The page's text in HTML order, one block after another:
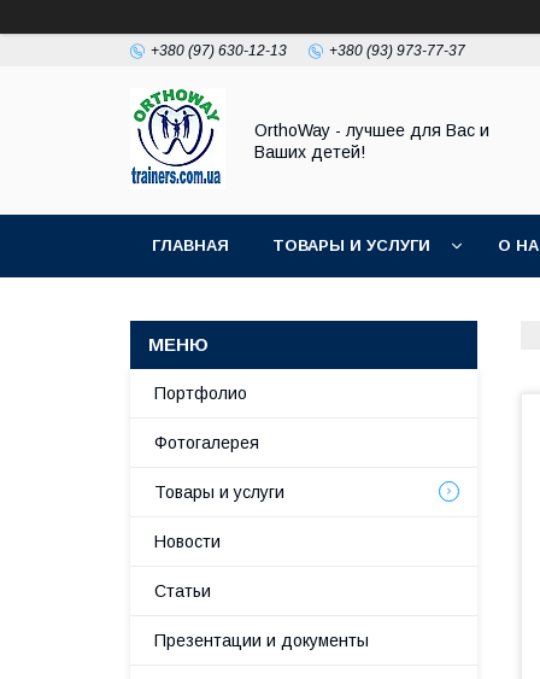
+380 (97) 630-12-13 +380 (93) 973-77-37
OrthoWay - лучшее для Вас и
Ваших детей!
ГЛАВНАЯ ТОВАРЫ И УСЛУГИ О
Портфолио
Фотогалерея
Товары и услуги
Новости
Статьи
Презентации и документы